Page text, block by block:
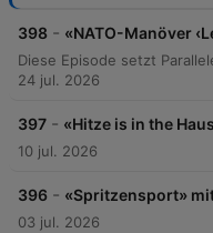
398 - «NATO-Manöver
24 jul. 2026
397 - «Hitze is in the
10 jul. 2026
396 - «Spritzensport»
03 jul. 2026